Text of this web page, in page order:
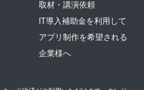
取材・講演依頼
IT導入補助金を利用して
アプリ制作を希望される
企業様へ